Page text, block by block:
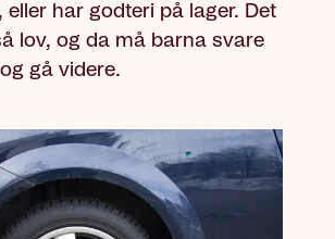
eller har godteri på lager. Det
lov, og da må barna svare
gå videre.